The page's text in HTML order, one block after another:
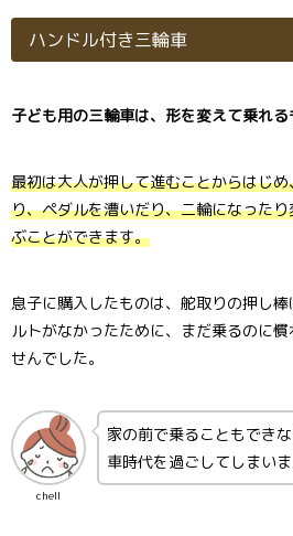
ハンドル付き三輪車
子ども用の三輪車は、形を変えて乗れる
最初は大人が押して進むことからはじ
り、ペダルを漕いだり、二輪になった
ぶことができます。
息子に購入したものは、舵取りの押し
ルトがなかったために、まだ乗るのに
せんでした。
chell
家の前で乗ることもでき
車時代を過ごしてしまい